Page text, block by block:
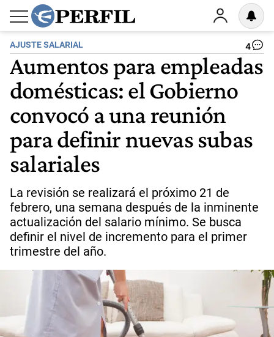
AJUSTE SALARIAL 4
Aumentos para empleadas
domésticas: el Gobierno
convocó a una reunión
para definir nuevas subas
salariales
La revisión se realizará el próximo 21 de
febrero, una semana después de la inminente
actualización del salario mínimo. Se busca
definir el nivel de incremento para el primer
trimestre del año.